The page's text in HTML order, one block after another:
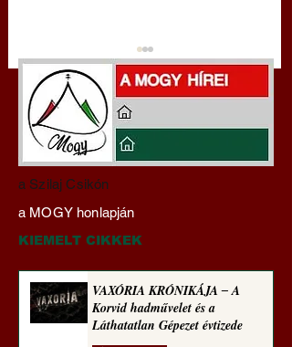
Miért tabu Fauci
büntetőjogi felelősségre
vonása
a Szilaj Csikón
a MOGY honlapján
KIEMELT CIKKEK
VAXÓRIA KRÓNIKÁJA ‒ A
Korvid hadművelet és a
Láthatatlan Gépezet évtizede